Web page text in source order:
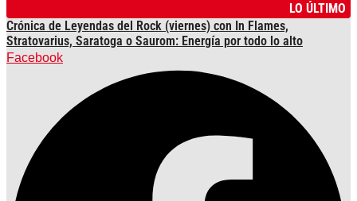
LO ÚLTIMO
Crónica de Leyendas del Rock (viernes) con In Flames,
Stratovarius, Saratoga o Saurom: Energía por todo lo alto
Facebook